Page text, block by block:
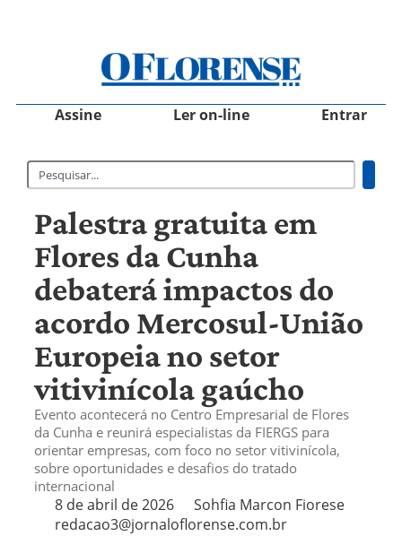
Assine Ler on-line Entrar
Palestra gratuita em
Flores da Cunha
debaterá impactos do
acordo Mercosul-União
Europeia no setor
vitivinícola gaúcho
Evento acontecerá no Centro Empresarial de Flores
da Cunha e reunirá especialistas da FIERGS para
orientar empresas, com foco no setor vitivinícola,
sobre oportunidades e desafios do tratado
internacional
8 de abril de 2026
Sohfia Marcon Fiorese
redacao3@jornaloflorense.com.br